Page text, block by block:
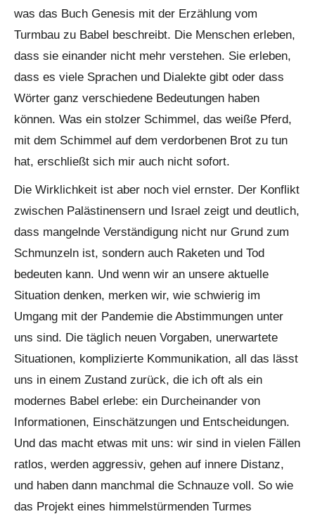
was das Buch Genesis mit der Erzählung vom
Turmbau zu Babel beschreibt. Die Menschen erleben,
dass sie einander nicht mehr verstehen. Sie erleben,
dass es viele Sprachen und Dialekte gibt oder dass
Wörter ganz verschiedene Bedeutungen haben
können. Was ein stolzer Schimmel, das weiße Pferd,
mit dem Schimmel auf dem verdorbenen Brot zu tun
hat, erschließt sich mir auch nicht sofort.
Die Wirklichkeit ist aber noch viel ernster. Der Konflikt
zwischen Palästinensern und Israel zeigt und deutlich,
dass mangelnde Verständigung nicht nur Grund zum
Schmunzeln ist, sondern auch Raketen und Tod
bedeuten kann. Und wenn wir an unsere aktuelle
Situation denken, merken wir, wie schwierig im
Umgang mit der Pandemie die Abstimmungen unter
uns sind. Die täglich neuen Vorgaben, unerwartete
Situationen, komplizierte Kommunikation, all das lässt
uns in einem Zustand zurück, die ich oft als ein
modernes Babel erlebe: ein Durcheinander von
Informationen, Einschätzungen und Entscheidungen.
Und das macht etwas mit uns: wir sind in vielen Fällen
ratlos, werden aggressiv, gehen auf innere Distanz,
und haben dann manchmal die Schnauze voll. So wie
das Projekt eines himmelstürmenden Turmes